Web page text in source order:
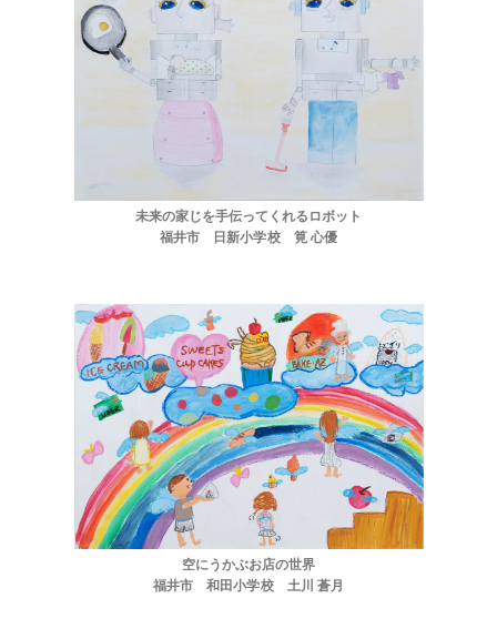
未来の家じを手伝ってくれるロボット
福井市 日新小学校 筧 心優
空にうかぶお店の世界
福井市 和田小学校 土川 蒼月